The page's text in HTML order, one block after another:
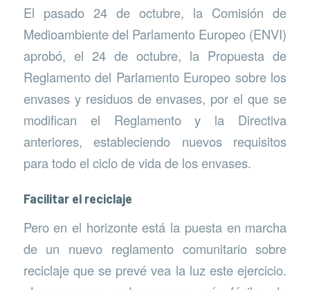
El pasado 24 de octubre, la Comisión de
Medioambiente del Parlamento Europeo (ENVI)
aprobó, el 24 de octubre, la Propuesta de
Reglamento del Parlamento Europeo sobre los
envases y residuos de envases, por el que se
modifican el Reglamento y la Directiva
anteriores, estableciendo nuevos requisitos
para todo el ciclo de vida de los envases.
Facilitar el reciclaje
Pero en el horizonte está la puesta en marcha
de un nuevo reglamento comunitario sobre
reciclaje que se prevé vea la luz este ejercicio.